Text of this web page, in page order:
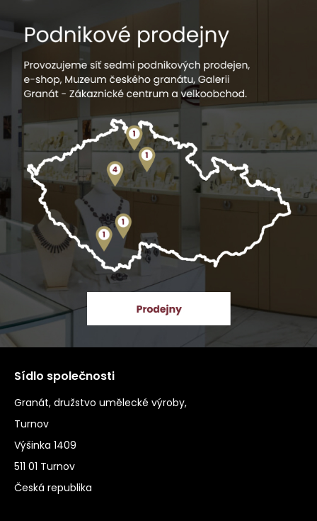
Sídlo společnosti
Granát, družstvo umělecké výroby,
Turnov
Výšinka 1409
511 01 Turnov
Česká republika